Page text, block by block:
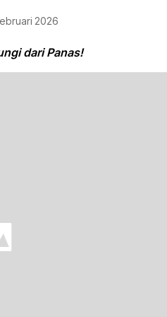
2026
dari Panas!